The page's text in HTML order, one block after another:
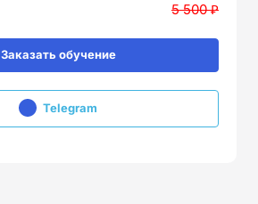
5 500 ₽
Заказать обучение
Telegram